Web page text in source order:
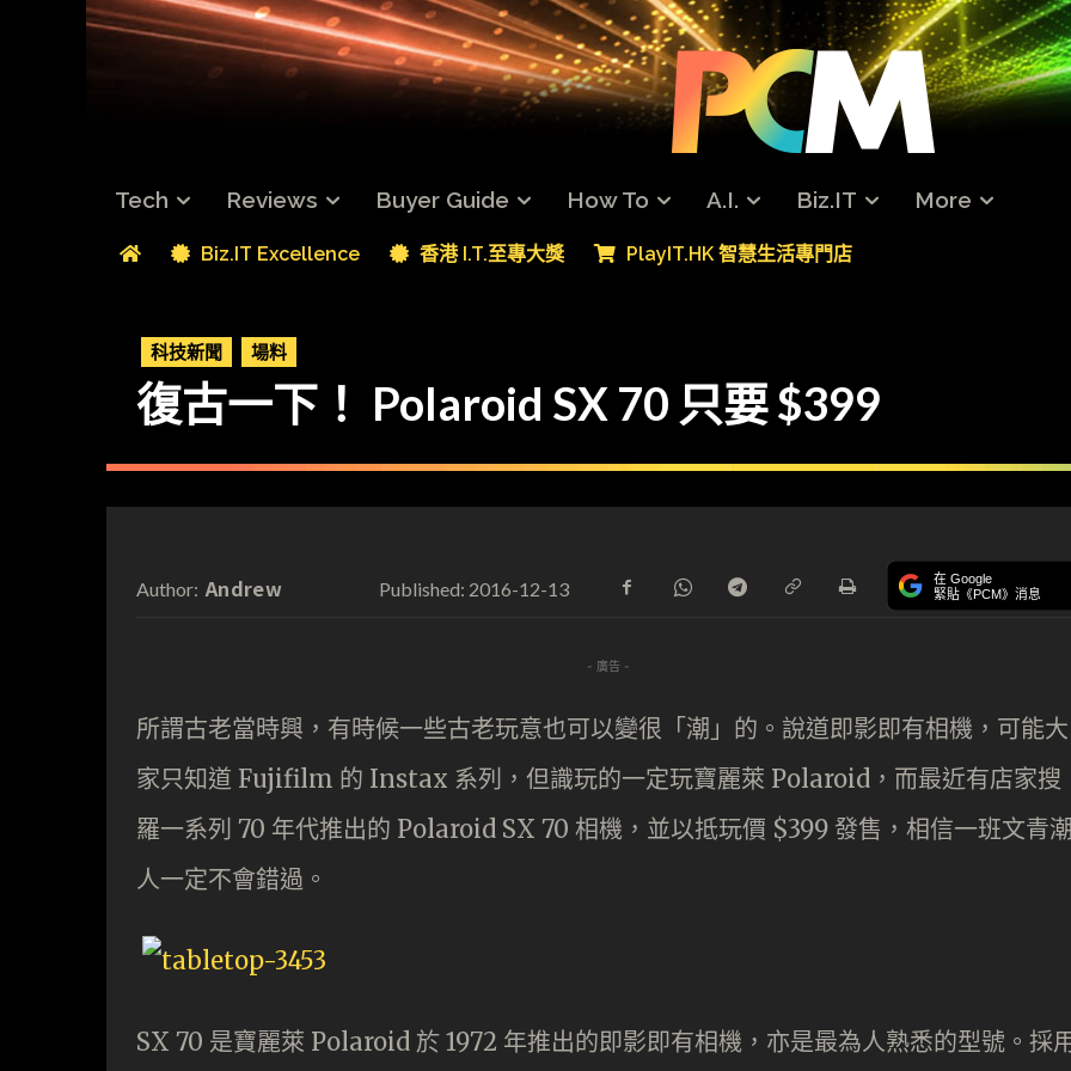
Tech Reviews Buyer Guide How To A.I. Biz.IT More
Biz.IT Excellence 香港 I.T.至專大獎 PlayIT.HK 智慧生活專門店
科技新聞 場料
復古一下！ Polaroid SX 70 只要 $399
Author: Andrew Published: 2016-12-13 在 Google
緊貼《PCM》消息
- 廣告 -
所謂古老當時興，有時候一些古老玩意也可以變很「潮」的。說道即影即有相機，可能大
家只知道 Fujifilm 的 Instax 系列，但識玩的一定玩寶麗萊 Polaroid，而最近有店家搜
羅一系列 70 年代推出的 Polaroid SX 70 相機，並以抵玩價 $399 發售，相信一班文青
人一定不會錯過。
SX 70 是寶麗萊 Polaroid 於 1972 年推出的即影即有相機，亦是最為人熟悉的型號。採